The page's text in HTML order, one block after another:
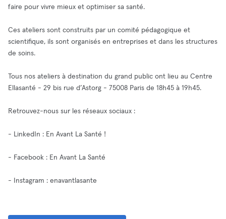
faire pour vivre mieux et optimiser sa santé.
Ces ateliers sont construits par un comité pédagogique et
scientifique, ils sont organisés en entreprises et dans les structures
de soins.
Tous nos ateliers à destination du grand public ont lieu au Centre
Ellasanté - 29 bis rue d’Astorg - 75008 Paris de 18h45 à 19h45.
Retrouvez-nous sur les réseaux sociaux :
- LinkedIn : En Avant La Santé !
- Facebook : En Avant La Santé
- Instagram : enavantlasante